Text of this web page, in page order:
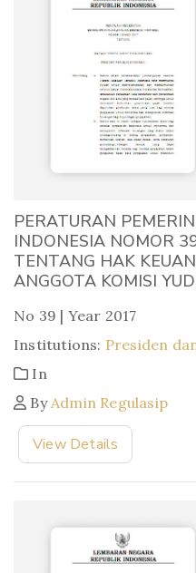
PERATURAN
INDONESIA NOMOR
TENTANG HAK
ANGGOTA KOMISI
No 39 | Year 2017
Institutions: Presiden
In
ByAdmin Regulasip
View Details